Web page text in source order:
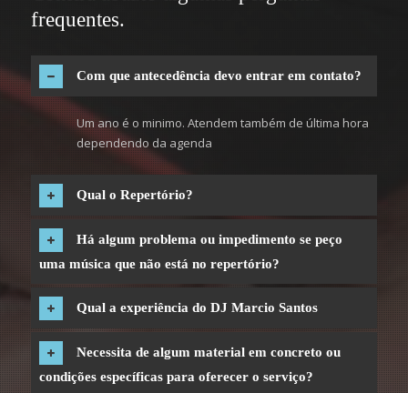
frequentes.
Com que antecedência devo entrar em contato?
Um ano é o minimo. Atendem também de última hora
dependendo da agenda
Qual o Repertório?
Há algum problema ou impedimento se peço
uma música que não está no repertório?
Qual a experiência do DJ Marcio Santos
Necessita de algum material em concreto ou
condições específicas para oferecer o serviço?